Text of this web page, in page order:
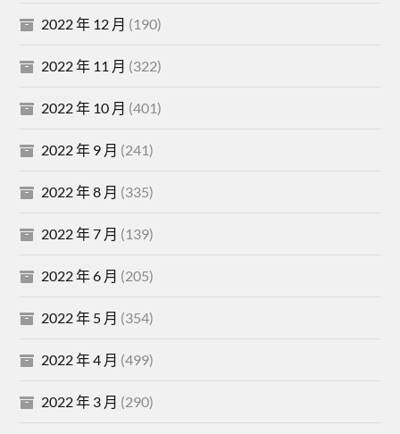
2022 年 12 月 (190)
2022 年 11 月 (322)
2022 年 10 月 (401)
2022 年 9 月 (241)
2022 年 8 月 (335)
2022 年 7 月 (139)
2022 年 6 月 (205)
2022 年 5 月 (354)
2022 年 4 月 (499)
2022 年 3 月 (290)